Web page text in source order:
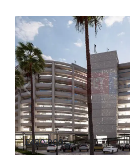
£480,000